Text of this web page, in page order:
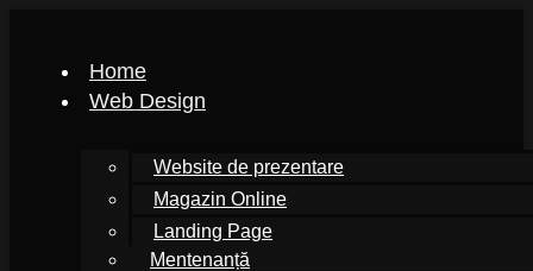
Home
Web Design
Website de prezentare
Magazin Online
Landing Page
Mentenanță